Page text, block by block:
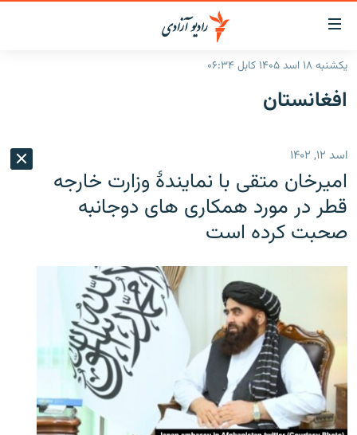
لینک‌های
قابل
دسترسی
بازگشت
بازگشت
منوی
اصلی
مراجعه
صفحه
صفحه نخست
گزارش‌ها
منطقه
شرق میانه
جهان
افغانستان
جهان
جدول نشرات
مصاحبه‌ها
برنامه‌ها
بحران مهاجرت
'کووید-۱۹'
تماس
صفحه پشتو
یکشنبه ۱۸ اسد ۱۴۰۵ کابل ۰۶:۳۴
افغانستان
اسد ۱۲, ۱۴۰۲
امیرخان متقی با نمایندهٔ وزارت خارجه
قطر در مورد همکاری های دوجانبه
صحبت کرده است